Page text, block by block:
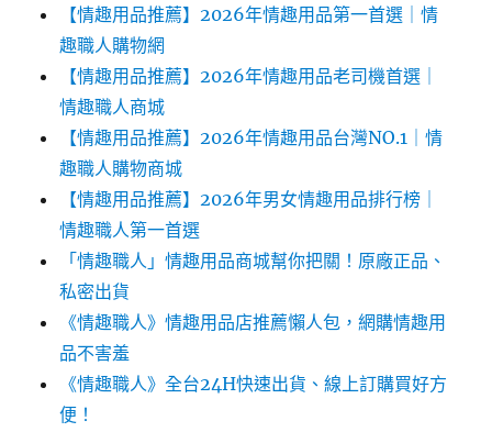
【情趣用品推薦】2026年情趣用品第一首選｜情
趣職人購物網
【情趣用品推薦】2026年情趣用品老司機首選｜
情趣職人商城
【情趣用品推薦】2026年情趣用品台灣NO.1｜情
趣職人購物商城
【情趣用品推薦】2026年男女情趣用品排行榜｜
情趣職人第一首選
「情趣職人」情趣用品商城幫你把關！原廠正品、
私密出貨
《情趣職人》情趣用品店推薦懶人包，網購情趣用
品不害羞
《情趣職人》全台24H快速出貨、線上訂購買好方
便！